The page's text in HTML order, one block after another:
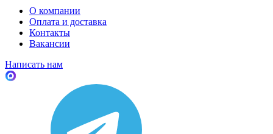
О компании
Оплата и доставка
Контакты
Вакансии
Написать нам